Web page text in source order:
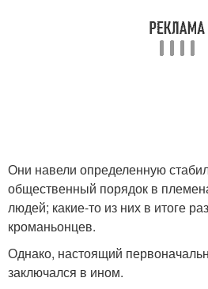
Они навели определенную
общественный порядок в
людей; какие-то из них в итоге
кроманьонцев.
Однако, настоящий
заключался в ином.